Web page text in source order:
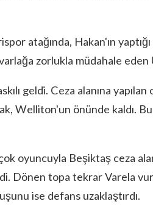
atağında, Hakan'ın
zorlukla müdahale
geldi. Ceza alanına
Welliton'un önünde kaldı.
oyuncuyla Beşiktaş ceza
Dönen topa tekrar Varela
ise defans uzaklaştırdı.